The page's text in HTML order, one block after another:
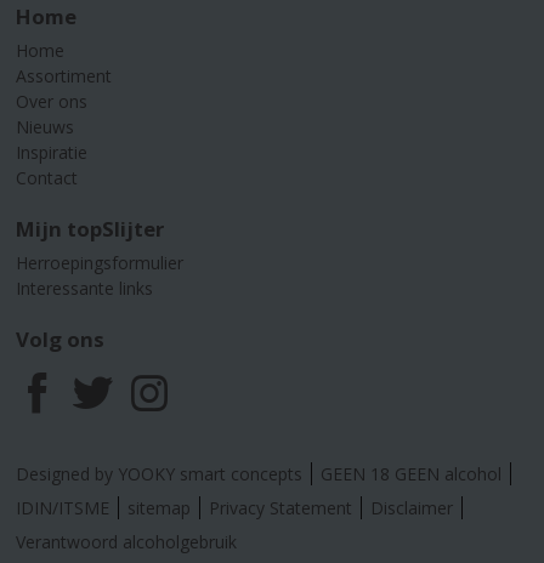
Home
Home
Assortiment
Over ons
Nieuws
Inspiratie
Contact
Mijn topSlijter
Herroepingsformulier
Interessante links
Volg ons
F
a
c
T
w
i
I
n
s
Designed by YOOKY smart concepts
GEEN 18 GEEN alcohol
IDIN/ITSME
sitemap Privacy Statement
Disclaimer
Verantwoord alcoholgebruik